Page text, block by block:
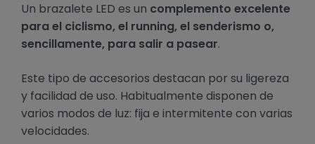
Un brazalete LED es un complemento excelente
para el ciclismo, el running, el senderismo o,
sencillamente, para salir a pasear.
Este tipo de accesorios destacan por su ligereza
y facilidad de uso. Habitualmente disponen de
varios modos de luz: fija e intermitente con varias
velocidades.